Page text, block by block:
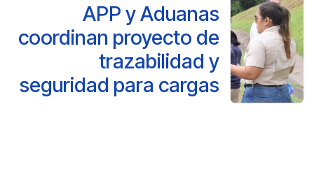
APP y Aduanas
coordinan proyecto de
trazabilidad y
seguridad para cargas